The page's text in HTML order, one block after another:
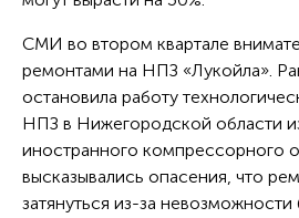
СМИ во втором квартале
ремонтами на НПЗ «Лукойла».
остановила работу
НПЗ в Нижегородской области
иностранного компрессорного
высказывались опасения, что
затянуться из-за